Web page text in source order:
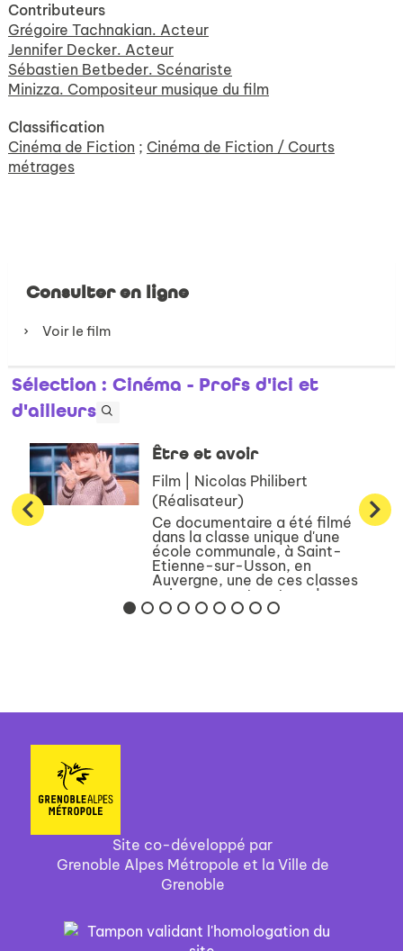
Contributeurs
Grégoire Tachnakian. Acteur
Jennifer Decker. Acteur
Sébastien Betbeder. Scénariste
Minizza. Compositeur musique du film
Classification
Cinéma de Fiction ; Cinéma de Fiction / Courts
métrages
Consulter en ligne
Voir le film
Sélection : Cinéma - Profs d'ici et
d'ailleurs
Être et avoir
Film | Nicolas Philibert
(Réalisateur)
Ce documentaire a été filmé
dans la classe unique d'une
école communale, à Saint-
Etienne-sur-Usson, en
Auvergne, une de ces classes
qui regroupent, autour du
même maître ou d'une
Site co-développé par
Grenoble Alpes Métropole et la Ville de
Grenoble